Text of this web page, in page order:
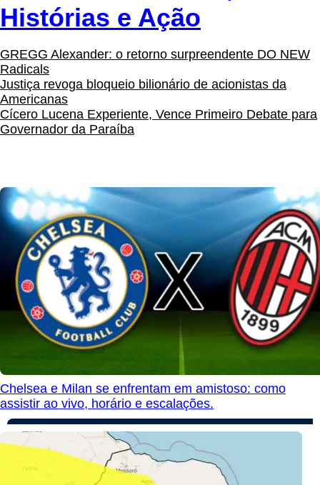
Histórias e Ação
GREGG Alexander: o retorno surpreendente DO NEW
Radicals
Justiça revoga bloqueio bilionário de acionistas da
Americanas
Cícero Lucena Experiente, Vence Primeiro Debate para
Governador da Paraíba
Chelsea e Milan se enfrentam em amistoso: como
assistir ao vivo, horário e escalações.